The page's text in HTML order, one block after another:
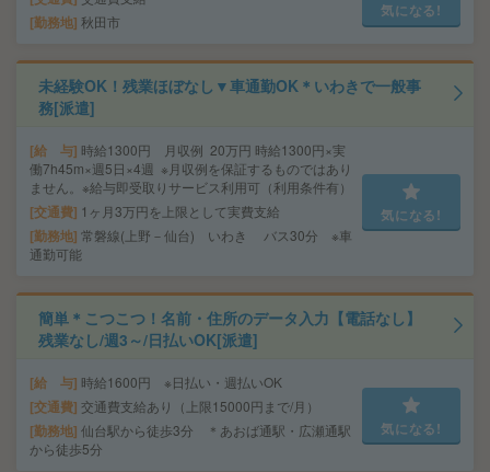
勤務地 秋田市
気になる!
未経験OK！残業ほぼなし▼車通勤OK＊いわきで一般事
務[派遣]
給 与 時給1300円 月収例 20万円 時給1300円×実
働7h45m×週5日×4週 ※月収例を保証するものではあり
ません。※給与即受取りサービス利用可（利用条件有）
交通費 1ヶ月3万円を上限として実費支給
勤務地 常磐線(上野－仙台) いわき バス30分 ※車
通勤可能
気になる!
簡単＊こつこつ！名前・住所のデータ入力【電話なし】
残業なし/週3～/日払いOK[派遣]
給 与 時給1600円 ※日払い・週払いOK
交通費 交通費支給あり（上限15000円まで/月）
勤務地 仙台駅から徒歩3分 ＊あおば通駅・広瀬通駅
から徒歩5分
気になる!